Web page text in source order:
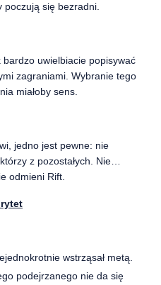
się bezradni.
bardzo uwielbiacie popisywać
zagraniami. Wybranie tego
miałoby sens.
jedno jest pewne: nie
z pozostałych. Nie…
odmieni Rift.
wstrząsał metą.
podejrzanego nie da się